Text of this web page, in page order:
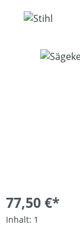
Bildergalerie
77,50 €*
Inhalt: 1